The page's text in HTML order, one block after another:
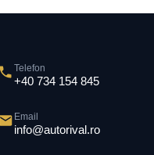
Telefon
+40 734 154 845
Email
info@autorival.ro